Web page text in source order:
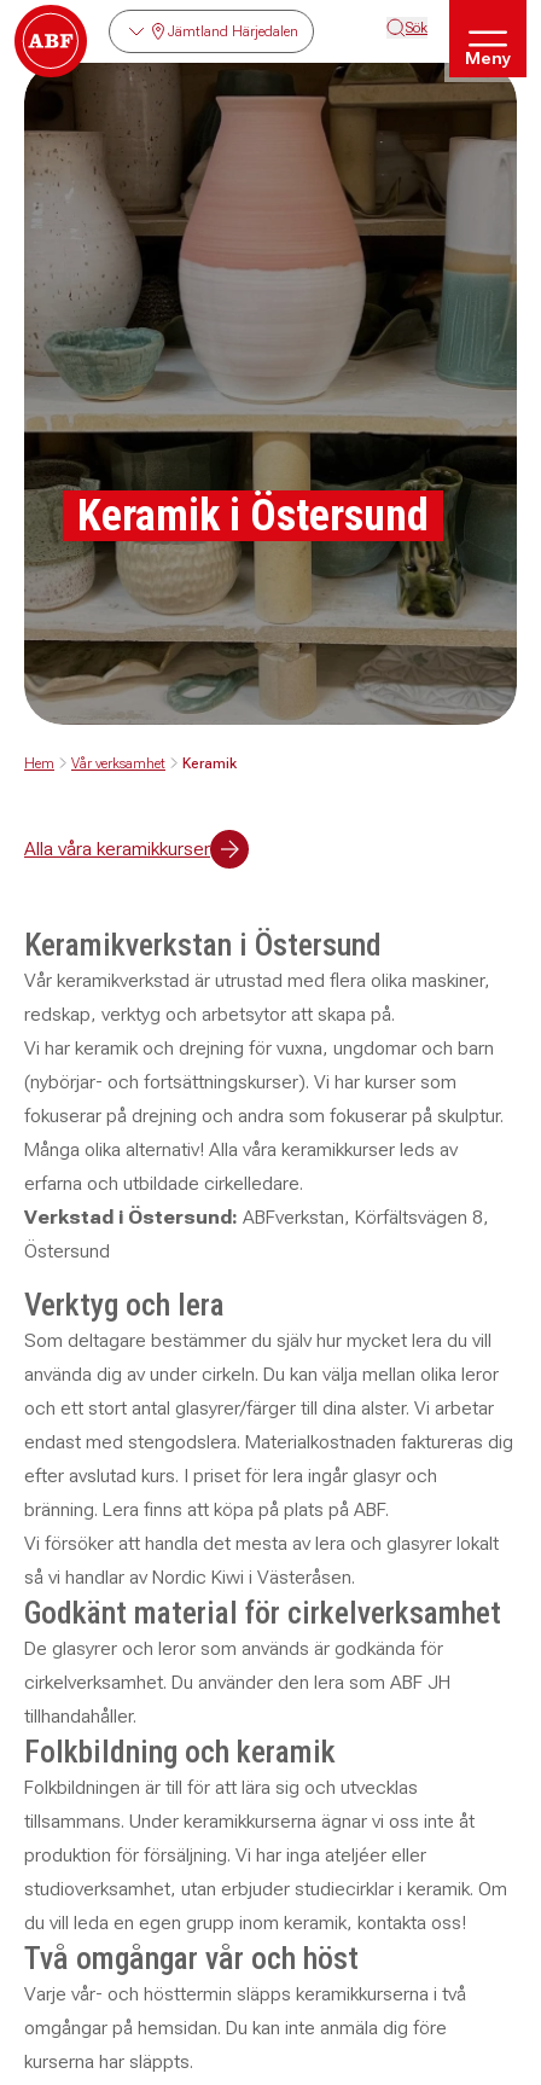
Jämtland Härjedalen Sök
Meny
Keramik i Östersund
Hem Vår verksamhet Keramik
Alla våra keramikkurser
Keramikverkstan i Östersund
Vår keramikverkstad är utrustad med flera olika maskiner,
redskap, verktyg och arbetsytor att skapa på.
Vi har keramik och drejning för vuxna, ungdomar och barn
(nybörjar- och fortsättningskurser). Vi har kurser som
fokuserar på drejning och andra som fokuserar på skulptur.
Många olika alternativ! Alla våra keramikkurser leds av
erfarna och utbildade cirkelledare.
Verkstad i Östersund: ABFverkstan, Körfältsvägen 8,
Östersund
Verktyg och lera
Som deltagare bestämmer du själv hur mycket lera du vill
använda dig av under cirkeln. Du kan välja mellan olika leror
och ett stort antal glasyrer/färger till dina alster. Vi arbetar
endast med stengodslera. Materialkostnaden faktureras dig
efter avslutad kurs. I priset för lera ingår glasyr och
bränning. Lera finns att köpa på plats på ABF.
Vi försöker att handla det mesta av lera och glasyrer lokalt
så vi handlar av Nordic Kiwi i Västeråsen.
Godkänt material för cirkelverksamhet
De glasyrer och leror som används är godkända för
cirkelverksamhet. Du använder den lera som ABF JH
tillhandahåller.
Folkbildning och keramik
Folkbildningen är till för att lära sig och utvecklas
tillsammans. Under keramikkurserna ägnar vi oss inte åt
produktion för försäljning. Vi har inga ateljéer eller
studioverksamhet, utan erbjuder studiecirklar i keramik. Om
du vill leda en egen grupp inom keramik, kontakta oss!
Två omgångar vår och höst
Varje vår- och hösttermin släpps keramikkurserna i två
omgångar på hemsidan. Du kan inte anmäla dig före
kurserna har släppts.